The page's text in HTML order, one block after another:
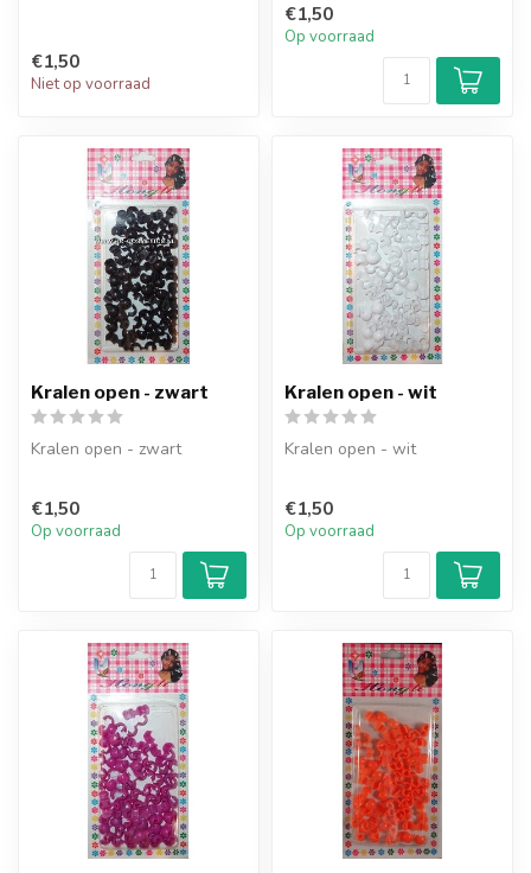
€1,50
Niet op voorraad
€1,50
Op voorraad
Kralen open - zwart
Kralen open - zwart
€1,50
Op voorraad
Kralen open - wit
Kralen open - wit
€1,50
Op voorraad